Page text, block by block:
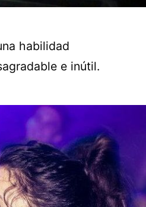
habilidad
e inútil.